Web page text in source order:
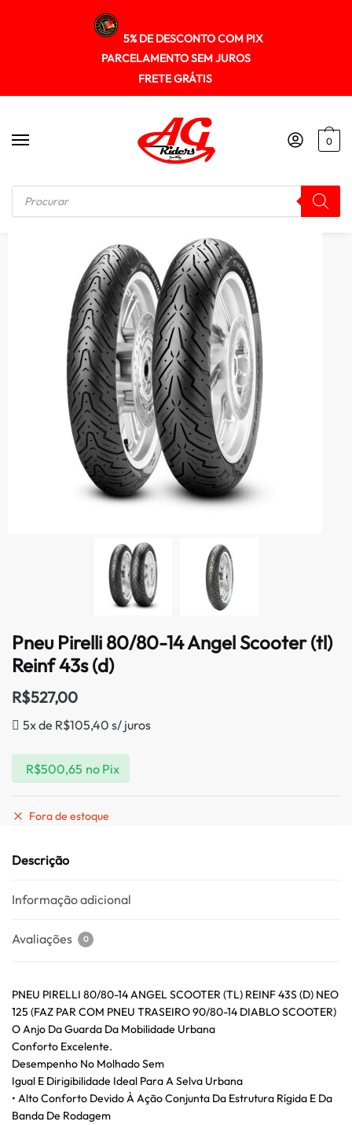
5% DE DESCONTO COM PIX
PARCELAMENTO SEM JUROS
FRETE GRÁTIS
0
Início / PNEUS Pneu Pirelli 80/80-14 Angel Scooter (tl) Reinf 43s (d)
Pneu Pirelli 80/80-14 Angel Scooter (tl)
Reinf 43s (d)
R$527,00
5x de R$105,40 s/ juros
R$500,65 no Pix
Fora de estoque
Descrição
Informação adicional
Avaliações 0
PNEU PIRELLI 80/80-14 ANGEL SCOOTER (TL) REINF 43S (D) NEO
125 (FAZ PAR COM PNEU TRASEIRO 90/80-14 DIABLO SCOOTER)
O Anjo Da Guarda Da Mobilidade Urbana
Conforto Excelente.
Desempenho No Molhado Sem
Igual E Dirigibilidade Ideal Para A Selva Urbana
• Alto Conforto Devido À Ação Conjunta Da Estrutura Rígida E Da
Banda De Rodagem